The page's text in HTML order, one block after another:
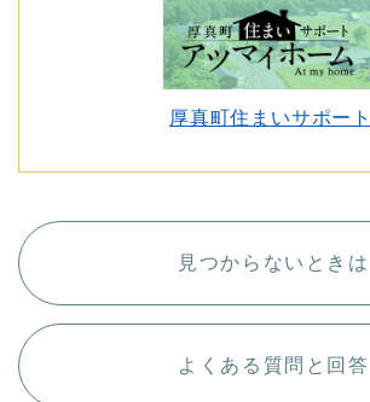
厚真町住まいサポート
見つからないときは
よくある質問と回答